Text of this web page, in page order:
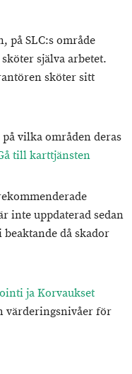
på SLC:s område
själva arbetet.
sköter sitt
vilka områden deras
till karttjänsten
inte uppdaterad sedan
då skador
ja Korvaukset
värderingsnivåer för